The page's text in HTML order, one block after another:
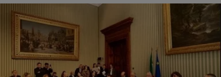
Contatti
Pubblicità
Registrati